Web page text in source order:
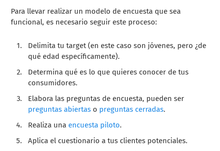
Para llevar realizar un modelo de encuesta que sea
funcional, es necesario seguir este proceso:
Delimita tu target (en este caso son jóvenes, pero ¿de
qué edad específicamente).
Determina qué es lo que quieres conocer de tus
consumidores.
Elabora las preguntas de encuesta, pueden ser
preguntas abiertas o preguntas cerradas.
Realiza una encuesta piloto.
Aplica el cuestionario a tus clientes potenciales.